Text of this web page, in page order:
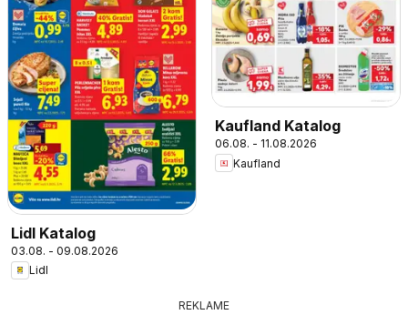
Lidl Katalog
03.08. - 09.08.2026
Lidl
Kaufland Katalog
06.08. - 11.08.2026
Kaufland
REKLAME